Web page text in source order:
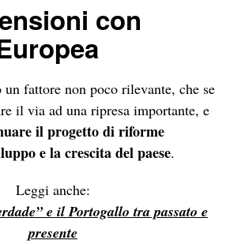
con
fattore non poco rilevante, che se
il via ad una ripresa importante, e
il progetto di riforme
e la crescita del paese.
Leggi anche:
e il Portogallo tra passato e
presente